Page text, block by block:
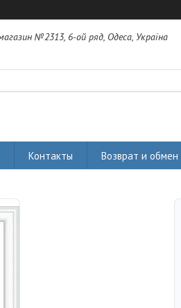
№2313, 6-ой ряд, Одеса, Україна
Контакты Возврат и обмен